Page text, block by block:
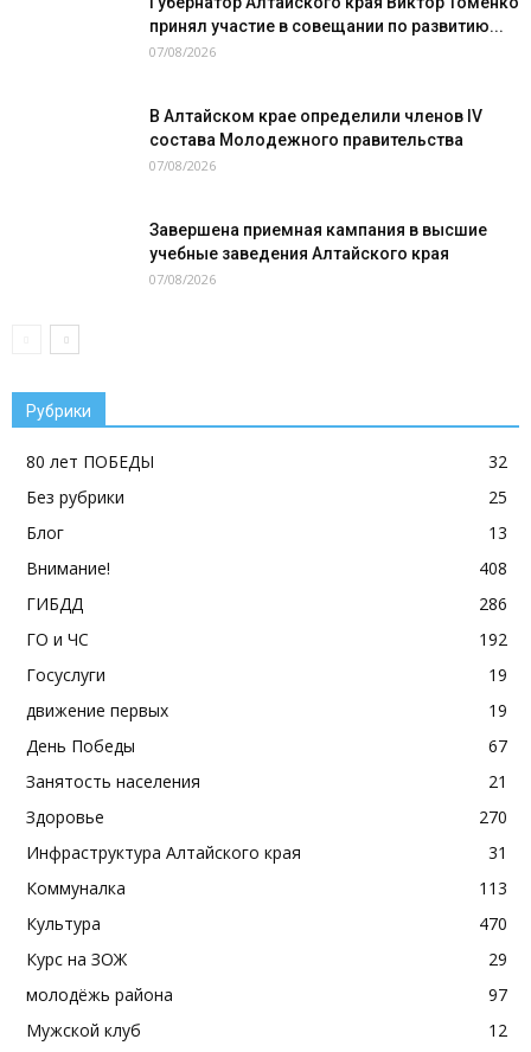
принял участие в совещании по развитию...
07/08/2026
В Алтайском крае определили членов IV
состава Молодежного правительства
07/08/2026
Завершена приемная кампания в высшие
учебные заведения Алтайского края
07/08/2026
Рубрики
80 лет ПОБЕДЫ
32
Без рубрики
25
Блог
13
Внимание!
408
ГИБДД
286
ГО и ЧС
192
Госуслуги
19
движение первых
19
День Победы
67
Занятость населения
21
Здоровье
270
Инфраструктура Алтайского края
31
Коммуналка
113
Культура
470
Курс на ЗОЖ
29
молодёжь района
97
Мужской клуб
12